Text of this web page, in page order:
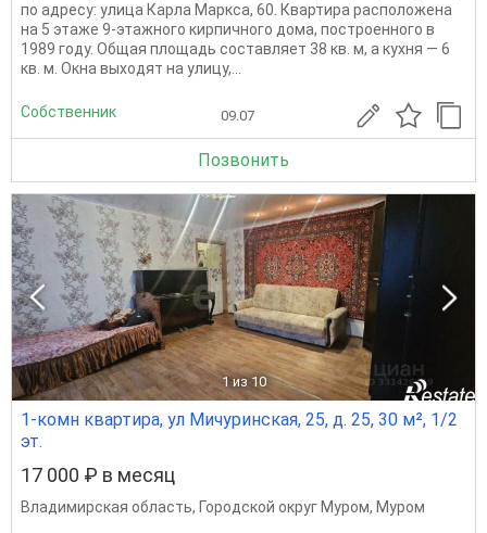
по адресу: улица Карла Маркса, 60. Квартира расположена
на 5 этаже 9-этажного кирпичного дома, построенного в
1989 году. Общая площадь составляет 38 кв. м, а кухня — 6
кв. м. Окна выходят на улицу,...
Собственник 09.07
Позвонить
1 из 10
1-комн квартира, ул Мичуринская, 25, д. 25, 30 м², 1/2
эт.
17 000 ₽ в месяц
Владимирская область, Городской округ Муром, Муром